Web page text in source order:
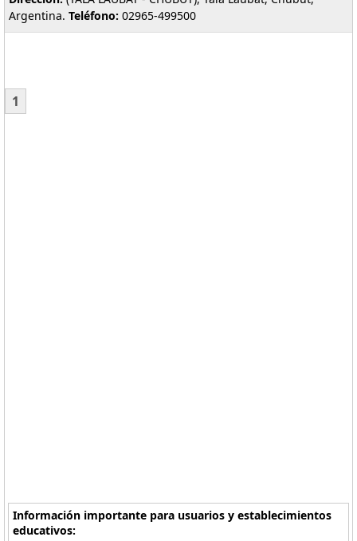
Argentina. Teléfono: 02965-499500
1
Información importante para usuarios y establecimientos
educativos: